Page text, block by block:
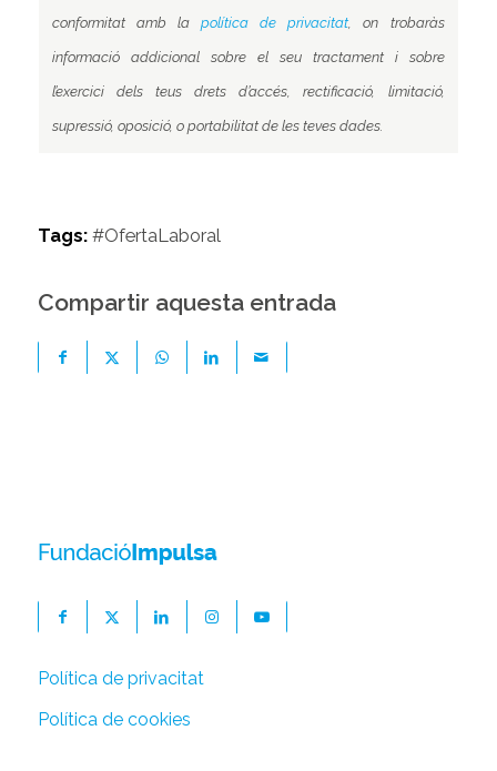
conformitat amb lapolítica de privacitat, on trobaràs
informació addicional sobre el seu tractament i sobre
l’exercici dels teus drets d’accés, rectificació, limitació,
supressió, oposició, o portabilitat de les teves dades.
Tags: #OfertaLaboral
Compartir aquesta entrada
Política de privacitat
Política de cookies